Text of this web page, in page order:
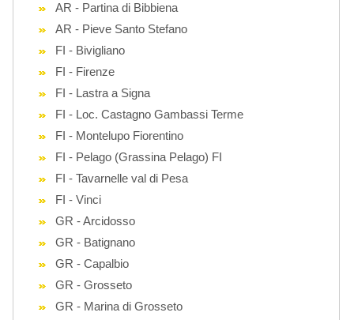
AR - Partina di Bibbiena
AR - Pieve Santo Stefano
FI - Bivigliano
FI - Firenze
FI - Lastra a Signa
FI - Loc. Castagno Gambassi Terme
FI - Montelupo Fiorentino
FI - Pelago (Grassina Pelago) FI
FI - Tavarnelle val di Pesa
FI - Vinci
GR - Arcidosso
GR - Batignano
GR - Capalbio
GR - Grosseto
GR - Marina di Grosseto